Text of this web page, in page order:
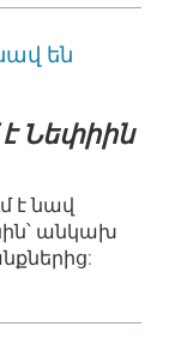
Նեփիին
է նավ
անկախ